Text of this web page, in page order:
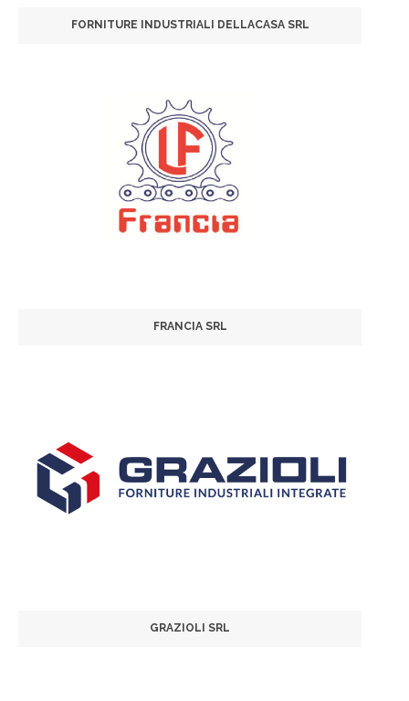
FORNITURE INDUSTRIALI DELLACASA SRL
FRANCIA SRL
GRAZIOLI SRL